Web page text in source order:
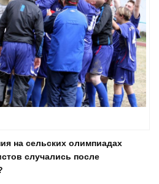
на сельских олимпиадах
случались после